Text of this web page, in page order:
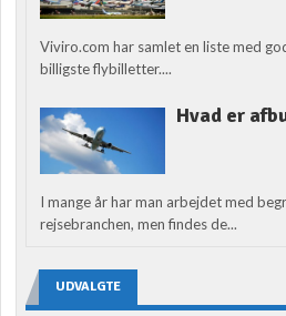
Viviro.com har samlet en liste med
billigste flybilletter....
Hvad er
I mange år har man arbejdet med
rejsebranchen, men findes de...
UDVALGTE